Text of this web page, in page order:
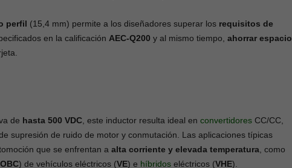
perfil (15,4 mm) permite a los diseñadores superar los requisitos de
en la calificación AEC-Q200 y al mismo tiempo, ahorrar espacio
de hasta 500 VDC , este inductor resulta ideal en convertidores CC/CC,
supresión de ruido de motor y conmutación. Las aplicaciones típicas
que se enfrentan a alta corriente y elevada temperatura , como
OBC) de vehículos eléctricos (VE) e híbridos eléctricos (VHE).